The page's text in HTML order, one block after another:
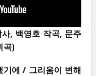
사, 백영호 작곡, 문주
곡)
기에/ 그리움이 변해